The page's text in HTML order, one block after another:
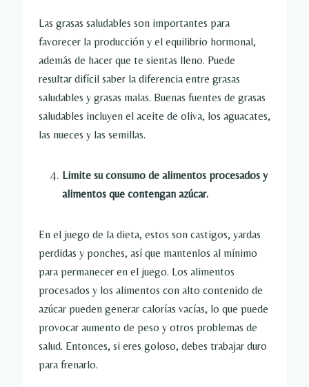
Las grasas saludables son importantes para
favorecer la producción y el equilibrio hormonal,
además de hacer que te sientas lleno. Puede
resultar difícil saber la diferencia entre grasas
saludables y grasas malas. Buenas fuentes de grasas
saludables incluyen el aceite de oliva, los aguacates,
las nueces y las semillas.
Limite su consumo de alimentos procesados ​​y
alimentos que contengan azúcar.
En el juego de la dieta, estos son castigos, yardas
perdidas y ponches, así que mantenlos al mínimo
para permanecer en el juego. Los alimentos
procesados ​​y los alimentos con alto contenido de
azúcar pueden generar calorías vacías, lo que puede
provocar aumento de peso y otros problemas de
salud. Entonces, si eres goloso, debes trabajar duro
para frenarlo.